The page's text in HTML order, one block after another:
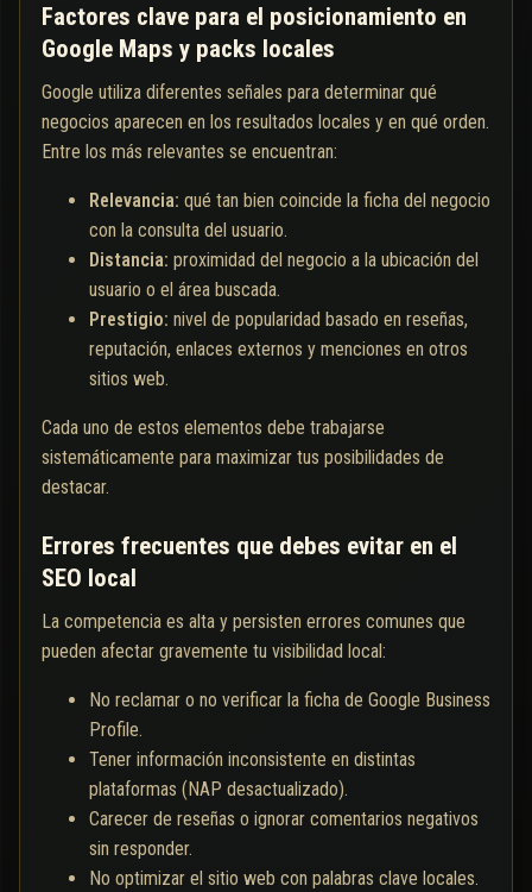
Factores clave para el posicionamiento en
Google Maps y packs locales
Google utiliza diferentes señales para determinar qué
negocios aparecen en los resultados locales y en qué orden.
Entre los más relevantes se encuentran:
Relevancia: qué tan bien coincide la ficha del negocio
con la consulta del usuario.
Distancia: proximidad del negocio a la ubicación del
usuario o el área buscada.
Prestigio: nivel de popularidad basado en reseñas,
reputación, enlaces externos y menciones en otros
sitios web.
Cada uno de estos elementos debe trabajarse
sistemáticamente para maximizar tus posibilidades de
destacar.
Errores frecuentes que debes evitar en el
SEO local
La competencia es alta y persisten errores comunes que
pueden afectar gravemente tu visibilidad local:
No reclamar o no verificar la ficha de Google Business
Profile.
Tener información inconsistente en distintas
plataformas (NAP desactualizado).
Carecer de reseñas o ignorar comentarios negativos
sin responder.
No optimizar el sitio web con palabras clave locales.